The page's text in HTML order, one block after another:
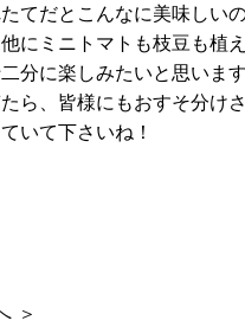
てだとこんなに美味しい
にミニトマトも枝豆も植
分に楽しみたいと思います
ら、皆様にもおすそ分け
いて下さいね！
＞